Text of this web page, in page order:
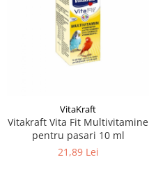
VitaKraft
Vitakraft Vita Fit Multivitamine
pentru pasari 10 ml
21,89 Lei